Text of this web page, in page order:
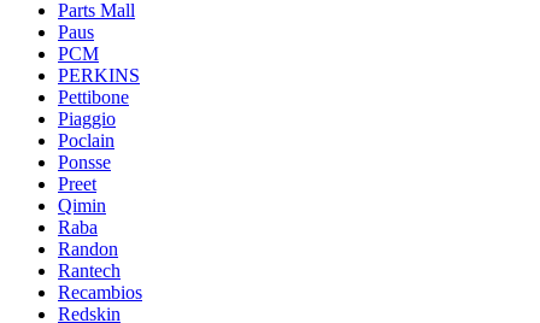
Parts Mall
Paus
PCM
PERKINS
Pettibone
Piaggio
Poclain
Ponsse
Preet
Qimin
Raba
Randon
Rantech
Recambios
Redskin